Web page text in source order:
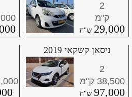
2
29,000
ניסאן קשקאי 2019
2
97,000
38,500